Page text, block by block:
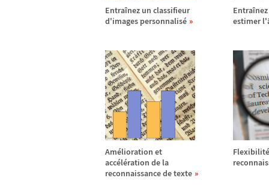
Entraînez un classifieur
d'images personnalisé
Entraî
estimer l'
Amélioration et
accélération de la
reconnaissance de texte
Flexibilité